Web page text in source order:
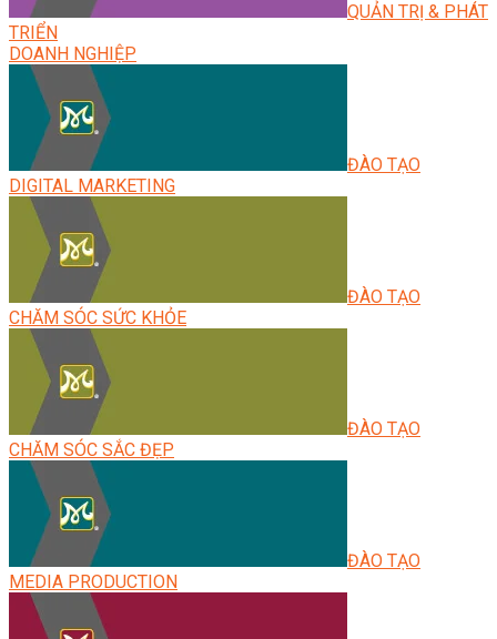
QUẢN TRỊ & PHÁT
TRIỂN
DOANH NGHIỆP
ĐÀO TẠO
DIGITAL MARKETING
ĐÀO TẠO
CHĂM SÓC SỨC KHỎE
ĐÀO TẠO
CHĂM SÓC SẮC ĐẸP
ĐÀO TẠO
MEDIA PRODUCTION